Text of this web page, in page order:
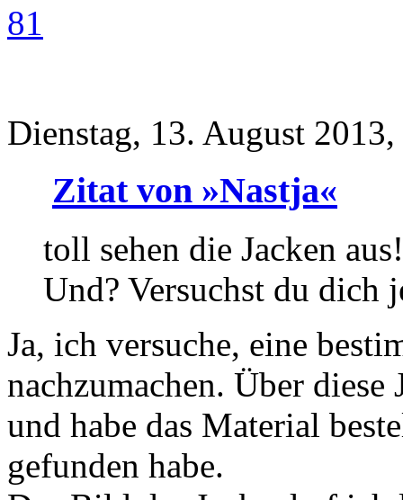
81
Dienstag, 13. August
Zitat von »Nastja«
toll sehen die Jacken aus!
Und? Versuchst du dich
Ja, ich versuche, eine
nachzumachen. Über
und habe das Material
gefunden habe.